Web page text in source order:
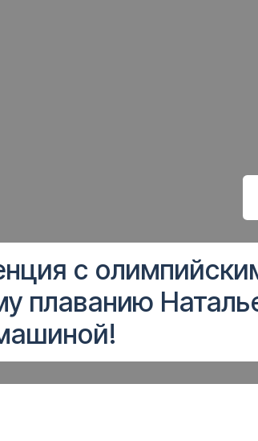
с
плаванию